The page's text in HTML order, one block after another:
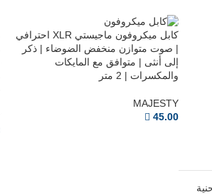
منحنية
كابل ميكروفون ماجيستي XLR احترافي
| صوت متوازن منخفض الضوضاء | ذكر
إلى أنثى | متوافق مع المايكات
والمكسرات | 2 متر
MAJESTY
45.00